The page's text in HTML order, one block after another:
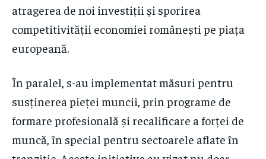
atragerea de noi investiții și sporirea
competitivității economiei românești pe piața
europeană.
În paralel, s-au implementat măsuri pentru
susținerea pieței muncii, prin programe de
formare profesională și recalificare a forței de
muncă, în special pentru sectoarele aflate în